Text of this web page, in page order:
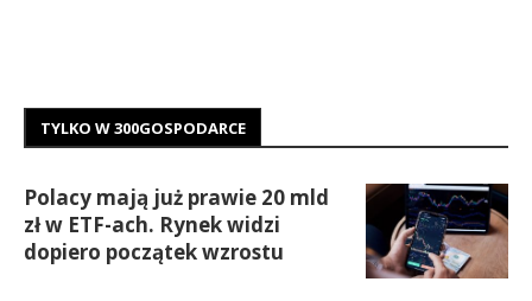
TYLKO W 300GOSPODARCE
Polacy mają już prawie 20 mld
zł w ETF-ach. Rynek widzi
dopiero początek wzrostu